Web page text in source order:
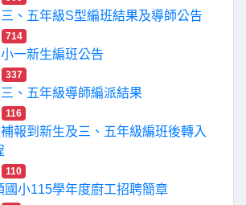
、五年級S型編班結果及導師公告
714
一新生編班公告
337
、五年級導師編派結果
116
報到新生及三、五年級編班後轉入
110
國小115學年度廚工招聘簡章